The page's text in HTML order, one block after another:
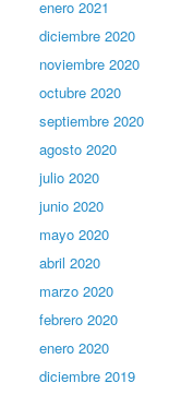
enero 2021
diciembre 2020
noviembre 2020
octubre 2020
septiembre 2020
agosto 2020
julio 2020
junio 2020
mayo 2020
abril 2020
marzo 2020
febrero 2020
enero 2020
diciembre 2019